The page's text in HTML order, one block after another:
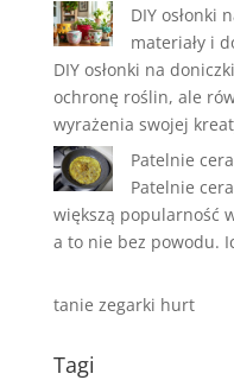
DIY osłonki
materiały i
DIY osłonki na
ochronę roślin, ale
wyrażenia swojej
Patelnie
Patelnie
większą popularność
a to nie bez powodu.
tanie zegarki hurt
Tagi